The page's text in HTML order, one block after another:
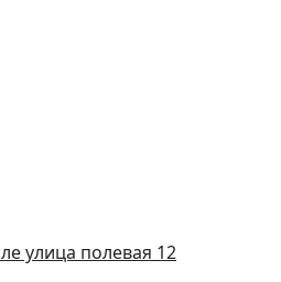
улица полевая 12